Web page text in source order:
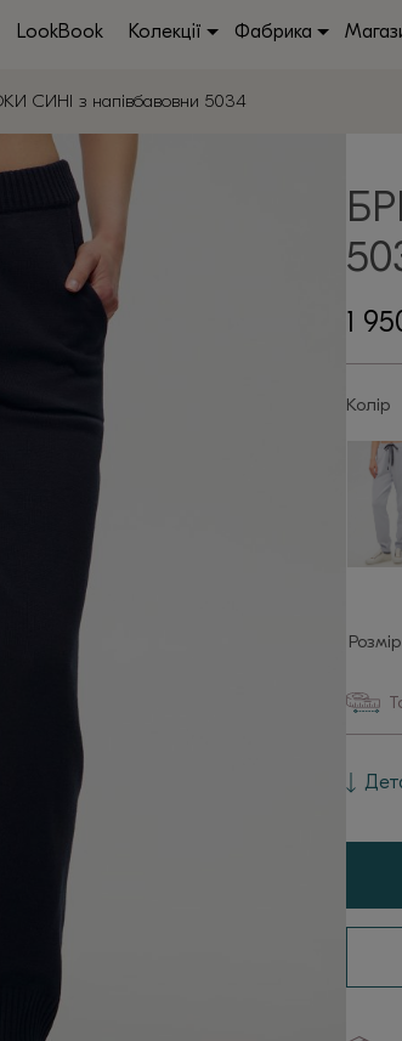
LookBook Колекції Фабрика
СИНІ з напівбавовни 5034
1
Колір
Розмір